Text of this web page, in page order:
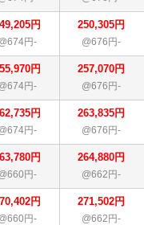
円
円-
250,305円
@676円-
円
円-
257,070円
@676円-
円
円-
263,835円
@676円-
円
円-
264,880円
@662円-
円
円-
271,502円
@662円-